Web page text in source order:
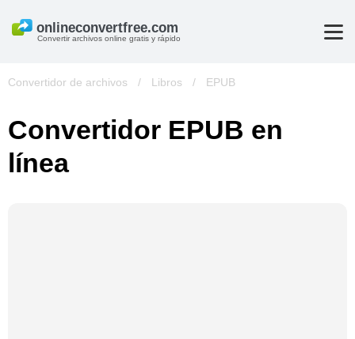
Convertir archivos online gratis y rápido
Convertidor de archivos / Libros / EPUB
Convertidor EPUB en
línea